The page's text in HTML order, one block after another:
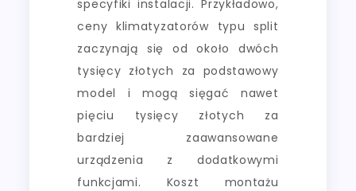
specyfiki instalacji. Przykładowo,
ceny klimatyzatorów typu split
zaczynają się od około dwóch
tysięcy złotych za podstawowy
model i mogą sięgać nawet
pięciu tysięcy złotych za
bardziej zaawansowane
urządzenia z dodatkowymi
funkcjami. Koszt montażu